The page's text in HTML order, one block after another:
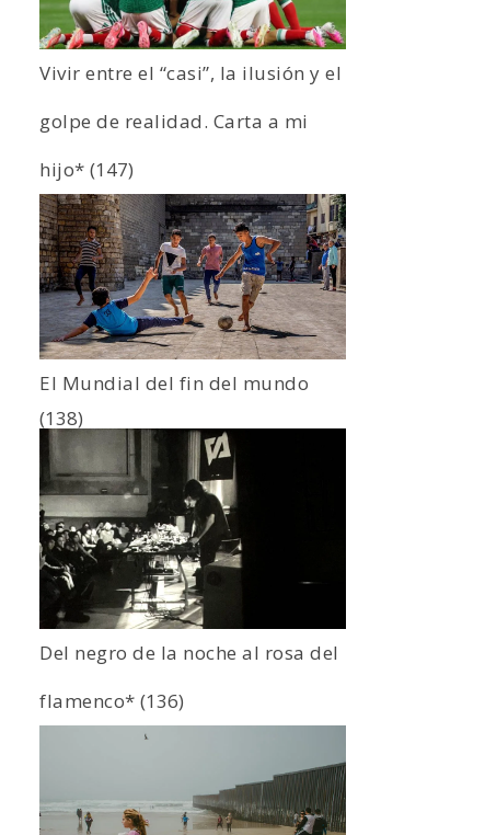
Vivir entre el “casi”, la ilusión y el
golpe de realidad. Carta a mi
hijo* (147)
El Mundial del fin del mundo
(138)
Del negro de la noche al rosa del
flamenco* (136)